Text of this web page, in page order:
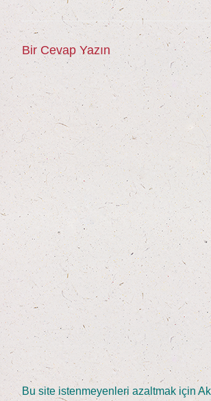
Bir Cevap Yazın
Bu site istenmeyenleri azaltmak için